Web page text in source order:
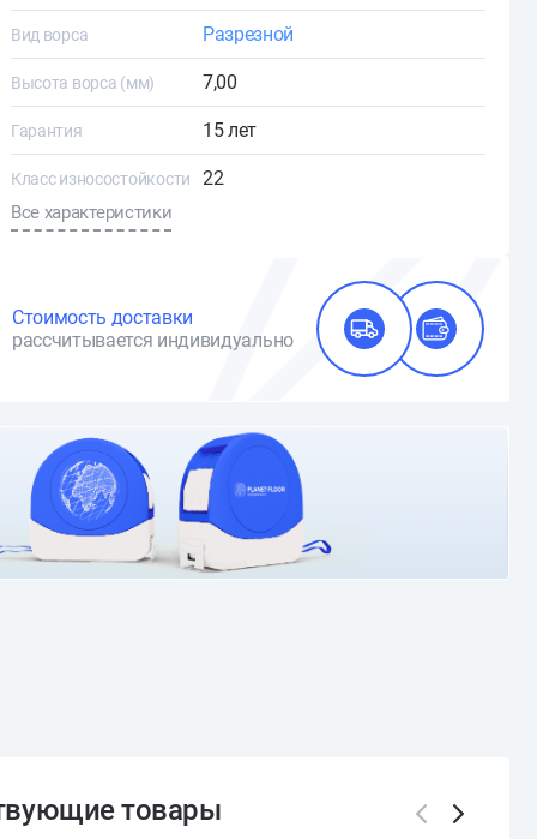
Вид ворса Разрезной
Высота ворса (мм) 7,00
Гарантия 15 лет
Класс износостойкости 22
Все характеристики
Стоимость доставки
рассчитывается индивидуально
О доставке и оплате